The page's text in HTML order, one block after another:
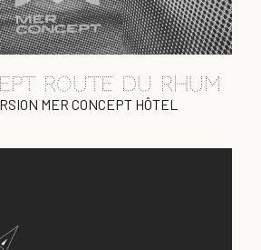
Route du rhum
MER CONCEPT HÔTEL